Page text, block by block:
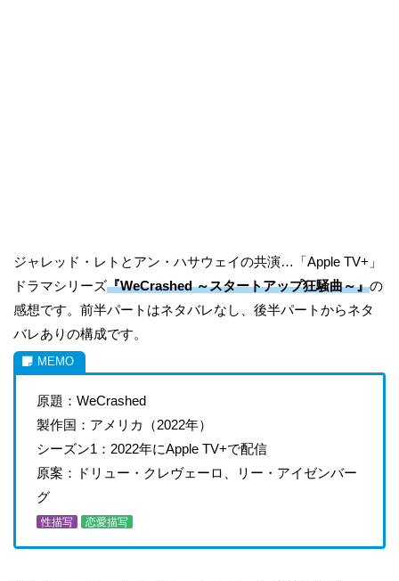
ジャレッド・レトとアン・ハサウェイの共演…「Apple TV+」
ドラマシリーズ『WeCrashed ～スタートアップ狂騒曲～』の
感想です。前半パートはネタバレなし、後半パートからネタ
バレありの構成です。
原題：WeCrashed
製作国：アメリカ（2022年）
シーズン1：2022年にApple TV+で配信
原案：ドリュー・クレヴェーロ、リー・アイゼンバー
グ
性描写 恋愛描写